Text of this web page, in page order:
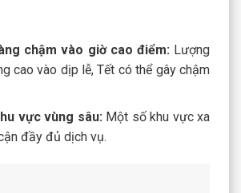
chậm vào giờ cao điểm: Lượng
cao vào dịp lễ, Tết có thể gây chậm
vực vùng sâu: Một số khu vực xa
đầy đủ dịch vụ.